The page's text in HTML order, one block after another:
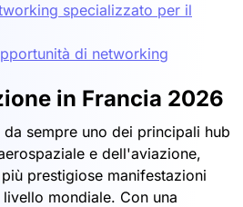
specializzato per il
di networking
in Francia 2026
da sempre uno dei principali hub
e dell'aviazione,
prestigiose manifestazioni
mondiale. Con una